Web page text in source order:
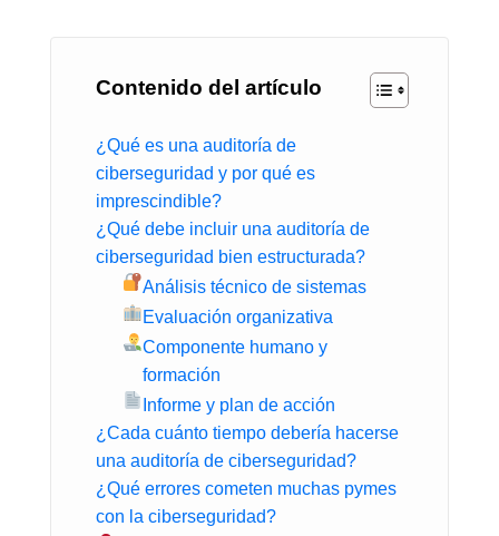
Contenido del artículo
¿Qué es una auditoría de
ciberseguridad y por qué es
imprescindible?
¿Qué debe incluir una auditoría de
ciberseguridad bien estructurada?
Análisis técnico de sistemas
Evaluación organizativa
Componente humano y
formación
Informe y plan de acción
¿Cada cuánto tiempo debería hacerse
una auditoría de ciberseguridad?
¿Qué errores cometen muchas pymes
con la ciberseguridad?